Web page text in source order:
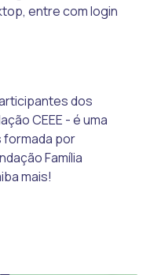
entre com login
dos
CEEE - é uma
formada por
Família
mais!